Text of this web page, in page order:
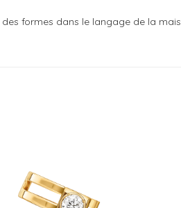
formes dans le langage de la